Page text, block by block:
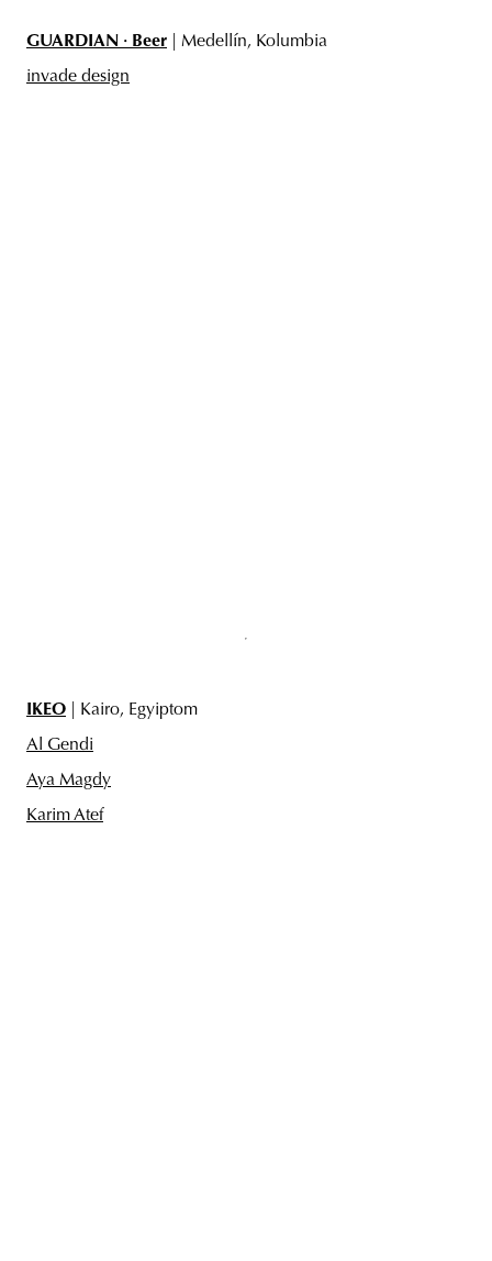
GUARDIAN · Beer | Medellín, Kolumbia
invade design
IKEO | Kairo, Egyiptom
Al Gendi
Aya Magdy
Karim Atef